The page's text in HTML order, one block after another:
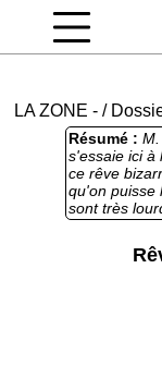
LA ZONE - /
Résumé :
s'essaie ici à
ce rêve
qu'on puisse
sont très
du lisible.
mal. La fin,
mais trop